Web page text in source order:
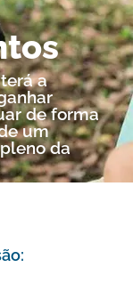
a
de forma
um
da